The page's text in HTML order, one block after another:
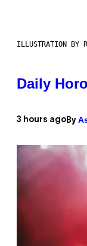
ILLUSTRATION BY
Daily
3 hours ago By